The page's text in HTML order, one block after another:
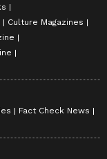
Culture Magazines
Fact Check News